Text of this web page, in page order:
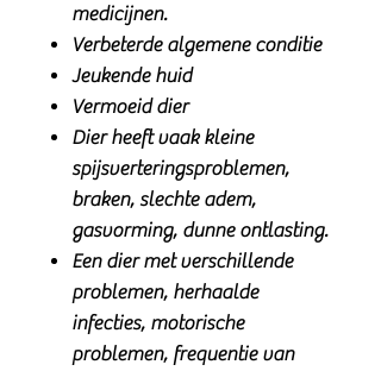
medicijnen.
Verbeterde algemene conditie
Jeukende huid
Vermoeid dier
Dier heeft vaak kleine
spijsverteringsproblemen,
braken, slechte adem,
gasvorming, dunne ontlasting.
Een dier met verschillende
problemen, herhaalde
infecties, motorische
problemen, frequentie van